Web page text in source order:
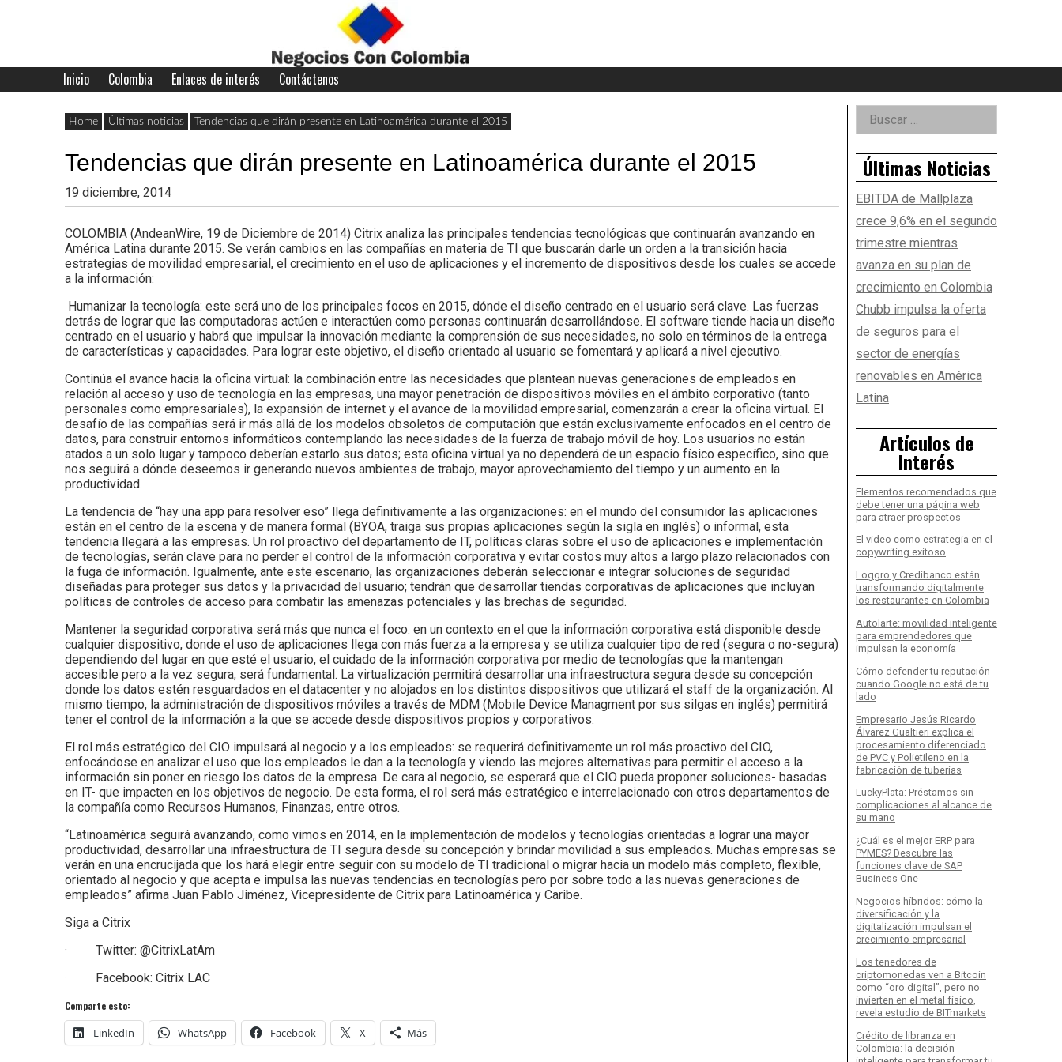
Negocios
con
Colombia
Últimas
noticias,
actualidad
de
negocios
con
Colombia.
Widget
Inicio Colombia Enlaces de interés Contáctenos
Home Últimas noticias Tendencias que dirán presente en Latinoamérica durante el 2015
Tendencias que dirán presente en Latinoamérica durante el 2015
19 diciembre, 2014
COLOMBIA (AndeanWire, 19 de Diciembre de 2014) Citrix analiza las principales tendencias tecnológicas que continuarán avanzando en
América Latina durante 2015. Se verán cambios en las compañías en materia de TI que buscarán darle un orden a la transición hacia
estrategias de movilidad empresarial, el crecimiento en el uso de aplicaciones y el incremento de dispositivos desde los cuales se accede
a la información:
Humanizar la tecnología: este será uno de los principales focos en 2015, dónde el diseño centrado en el usuario será clave. Las fuerzas
detrás de lograr que las computadoras actúen e interactúen como personas continuarán desarrollándose. El software tiende hacia un diseño
centrado en el usuario y habrá que impulsar la innovación mediante la comprensión de sus necesidades, no solo en términos de la entrega
de características y capacidades. Para lograr este objetivo, el diseño orientado al usuario se fomentará y aplicará a nivel ejecutivo.
Continúa el avance hacia la oficina virtual: la combinación entre las necesidades que plantean nuevas generaciones de empleados en
relación al acceso y uso de tecnología en las empresas, una mayor penetración de dispositivos móviles en el ámbito corporativo (tanto
personales como empresariales), la expansión de internet y el avance de la movilidad empresarial, comenzarán a crear la oficina virtual. El
desafío de las compañías será ir más allá de los modelos obsoletos de computación que están exclusivamente enfocados en el centro de
datos, para construir entornos informáticos contemplando las necesidades de la fuerza de trabajo móvil de hoy. Los usuarios no están
atados a un solo lugar y tampoco deberían estarlo sus datos; esta oficina virtual ya no dependerá de un espacio físico específico, sino que
nos seguirá a dónde deseemos ir generando nuevos ambientes de trabajo, mayor aprovechamiento del tiempo y un aumento en la
productividad.
La tendencia de “hay una app para resolver eso” llega definitivamente a las organizaciones: en el mundo del consumidor las aplicaciones
están en el centro de la escena y de manera formal (BYOA, traiga sus propias aplicaciones según la sigla en inglés) o informal, esta
tendencia llegará a las empresas. Un rol proactivo del departamento de IT, políticas claras sobre el uso de aplicaciones e implementación
de tecnologías, serán clave para no perder el control de la información corporativa y evitar costos muy altos a largo plazo relacionados con
la fuga de información. Igualmente, ante este escenario, las organizaciones deberán seleccionar e integrar soluciones de seguridad
diseñadas para proteger sus datos y la privacidad del usuario; tendrán que desarrollar tiendas corporativas de aplicaciones que incluyan
políticas de controles de acceso para combatir las amenazas potenciales y las brechas de seguridad.
Mantener la seguridad corporativa será más que nunca el foco: en un contexto en el que la información corporativa está disponible desde
cualquier dispositivo, donde el uso de aplicaciones llega con más fuerza a la empresa y se utiliza cualquier tipo de red (segura o no-segura)
dependiendo del lugar en que esté el usuario, el cuidado de la información corporativa por medio de tecnologías que la mantengan
accesible pero a la vez segura, será fundamental. La virtualización permitirá desarrollar una infraestructura segura desde su concepción
donde los datos estén resguardados en el datacenter y no alojados en los distintos dispositivos que utilizará el staff de la organización. Al
mismo tiempo, la administración de dispositivos móviles a través de MDM (Mobile Device Managment por sus silgas en inglés) permitirá
tener el control de la información a la que se accede desde dispositivos propios y corporativos.
El rol más estratégico del CIO impulsará al negocio y a los empleados: se requerirá definitivamente un rol más proactivo del CIO,
enfocándose en analizar el uso que los empleados le dan a la tecnología y viendo las mejores alternativas para permitir el acceso a la
información sin poner en riesgo los datos de la empresa. De cara al negocio, se esperará que el CIO pueda proponer soluciones- basadas
en IT- que impacten en los objetivos de negocio. De esta forma, el rol será más estratégico e interrelacionado con otros departamentos de
la compañía como Recursos Humanos, Finanzas, entre otros.
“Latinoamérica seguirá avanzando, como vimos en 2014, en la implementación de modelos y tecnologías orientadas a lograr una mayor
productividad, desarrollar una infraestructura de TI segura desde su concepción y brindar movilidad a sus empleados. Muchas empresas se
verán en una encrucijada que los hará elegir entre seguir con su modelo de TI tradicional o migrar hacia un modelo más completo, flexible,
orientado al negocio y que acepta e impulsa las nuevas tendencias en tecnologías pero por sobre todo a las nuevas generaciones de
empleados” afirma Juan Pablo Jiménez, Vicepresidente de Citrix para Latinoamérica y Caribe.
Siga a Citrix
· Twitter: @CitrixLatAm
· Facebook: Citrix LAC
Comparte esto:
LinkedIn WhatsApp Facebook X Más
Right
Asides
Buscar:
Últimas Noticias
EBITDA de Mallplaza
crece 9,6% en el segundo
trimestre mientras
avanza en su plan de
crecimiento en Colombia
Chubb impulsa la oferta
de seguros para el
sector de energías
renovables en América
Latina
Artículos de
Interés
Elementos recomendados que
debe tener una página web
para atraer prospectos
El video como estrategia en el
copywriting exitoso
Loggro y Credibanco están
transformando digitalmente
los restaurantes en Colombia
Autolarte: movilidad inteligente
para emprendedores que
impulsan la economía
Cómo defender tu reputación
cuando Google no está de tu
lado
Empresario Jesús Ricardo
Álvarez Gualtieri explica el
procesamiento diferenciado
de PVC y Polietileno en la
fabricación de tuberías
LuckyPlata: Préstamos sin
complicaciones al alcance de
su mano
¿Cuál es el mejor ERP para
PYMES? Descubre las
funciones clave de SAP
Business One
Negocios híbridos: cómo la
diversificación y la
digitalización impulsan el
crecimiento empresarial
Los tenedores de
criptomonedas ven a Bitcoin
como “oro digital”, pero no
invierten en el metal físico,
revela estudio de BITmarkets
Crédito de libranza en
Colombia: la decisión